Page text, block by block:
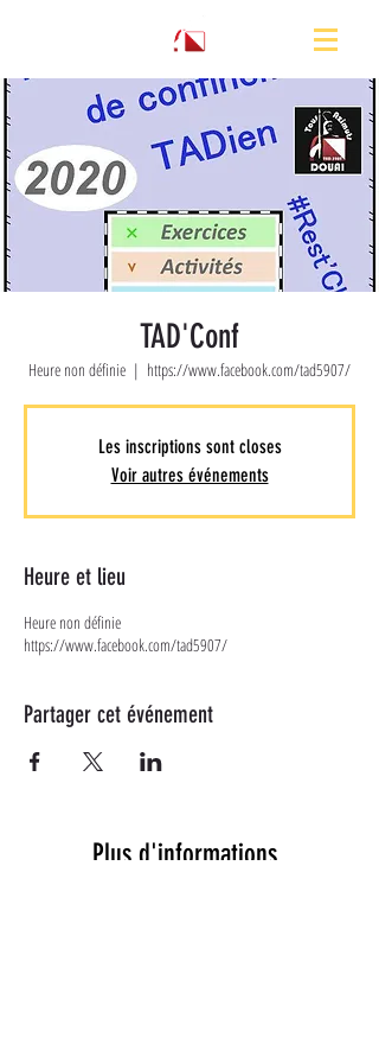
TAD'Conf
Heure non définie
  |
https://www.facebook.com/tad5907/
Les inscriptions sont closes
Voir autres événements
Heure et lieu
Heure non définie
https://www.facebook.com/tad5907/
Partager cet événement
Plus d'informations